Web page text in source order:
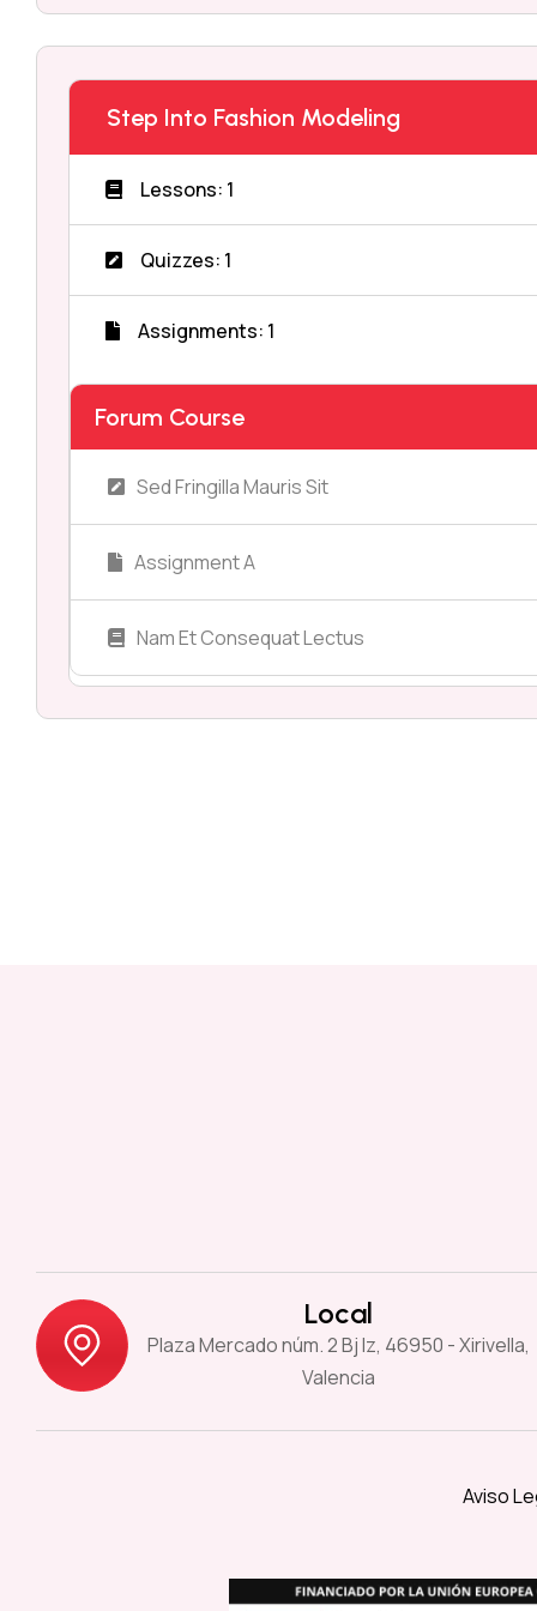
Step Into Fashion Modeling
Lessons: 1
Quizzes: 1
Assignments: 1
Forum Course
Sed Fringilla Mauris Sit
Assignment A
Nam Et Consequat Lectus
Local
Plaza Mercado núm. 2 Bj Iz, 46950 - Xirivella,
Valencia
Aviso